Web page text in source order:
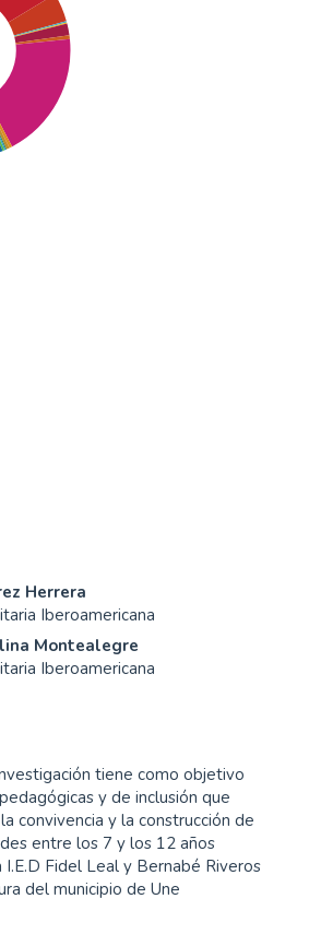
Herrera
Iberoamericana
Montealegre
Iberoamericana
tiene como objetivo
y de inclusión que
convivencia y la construcción de
entre los 7 y los 12 años
Fidel Leal y Bernabé Riveros
del municipio de Une